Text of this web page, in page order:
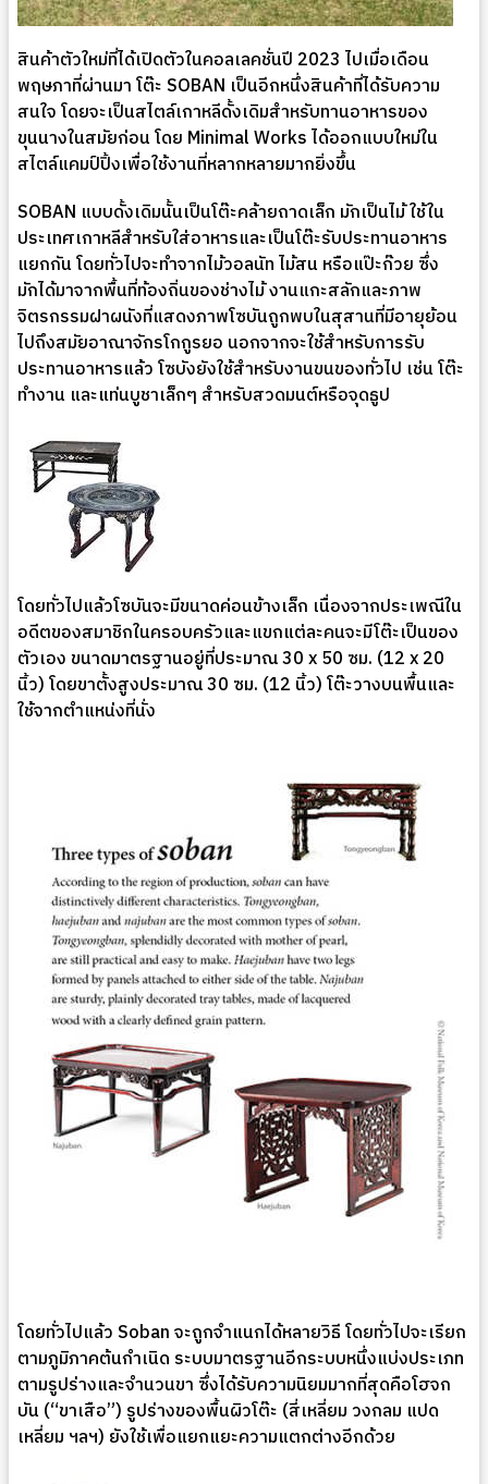
สินค้าตัวใหม่ที่ได้เปิดตัวในคอลเลคชั่นปี 2023 ไปเมื่อเดือน
พฤษภาที่ผ่านมา โต๊ะ SOBAN เป็นอีกหนึ่งสินค้าที่ได้รับความ
สนใจ โดยจะเป็นสไตล์เกาหลีดั้งเดิมสำหรับทานอาหารของ
ขุนนางในสมัยก่อน โดย Minimal Works ได้ออกแบบใหม่ใน
สไตล์แคมป์ปิ้งเพื่อใช้งานที่หลากหลายมากยิ่งขึ้น
SOBAN แบบดั้งเดิมนั้นเป็นโต๊ะคล้ายถาดเล็ก มักเป็นไม้ ใช้ใน
ประเทศเกาหลีสำหรับใส่อาหารและเป็นโต๊ะรับประทานอาหาร
แยกกัน โดยทั่วไปจะทำจากไม้วอลนัท ไม้สน หรือแป๊ะก๊วย ซึ่ง
มักได้มาจากพื้นที่ท้องถิ่นของช่างไม้ งานแกะสลักและภาพ
จิตรกรรมฝาผนังที่แสดงภาพโซบันถูกพบในสุสานที่มีอายุย้อน
ไปถึงสมัยอาณาจักรโกกูรยอ นอกจากจะใช้สำหรับการรับ
ประทานอาหารแล้ว โซบังยังใช้สำหรับงานขนของทั่วไป เช่น โต๊ะ
ทำงาน และแท่นบูชาเล็กๆ สำหรับสวดมนต์หรือจุดธูป
โดยทั่วไปแล้วโซบันจะมีขนาดค่อนข้างเล็ก เนื่องจากประเพณีใน
อดีตของสมาชิกในครอบครัวและแขกแต่ละคนจะมีโต๊ะเป็นของ
ตัวเอง ขนาดมาตรฐานอยู่ที่ประมาณ 30 x 50 ซม. (12 x 20
นิ้ว) โดยขาตั้งสูงประมาณ 30 ซม. (12 นิ้ว) โต๊ะวางบนพื้นและ
ใช้จากตำแหน่งที่นั่ง
โดยทั่วไปแล้ว Soban จะถูกจำแนกได้หลายวิธี โดยทั่วไปจะเรียก
ตามภูมิภาคต้นกำเนิด ระบบมาตรฐานอีกระบบหนึ่งแบ่งประเภท
ตามรูปร่างและจำนวนขา ซึ่งได้รับความนิยมมากที่สุดคือโฮจก
บัน (“ขาเสือ”) รูปร่างของพื้นผิวโต๊ะ (สี่เหลี่ยม วงกลม แปด
เหลี่ยม ฯลฯ) ยังใช้เพื่อแยกแยะความแตกต่างอีกด้วย